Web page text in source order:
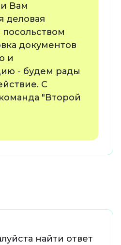
Вам
деловая
документов
и
- будем рады
С
"Второй
найти ответ